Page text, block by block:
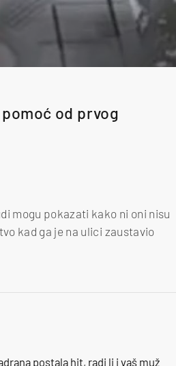
od prvog
mogu pokazati kako ni oni nisu
kad ga je na ulici zaustavio
postala hit, radi li i vaš muž